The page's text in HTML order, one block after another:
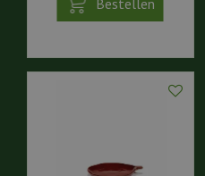
Bestellen